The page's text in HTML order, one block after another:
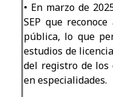
• En marzo de
SEP que
pública, lo que
estudios de
del registro de los
en especialidades.